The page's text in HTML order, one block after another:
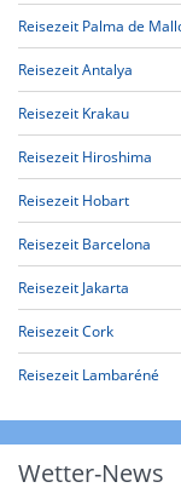
Reisezeit Palma de
Reisezeit Antalya
Reisezeit Krakau
Reisezeit Hiroshima
Reisezeit Hobart
Reisezeit Barcelona
Reisezeit Jakarta
Reisezeit Cork
Reisezeit Lambaréné
Wetter-News